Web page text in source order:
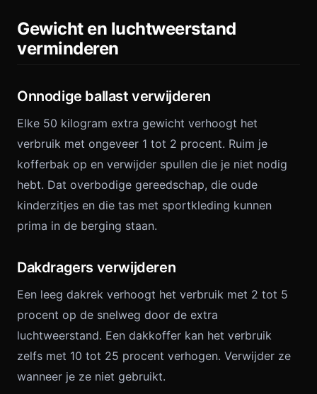
Gewicht en luchtweerstand
verminderen
Onnodige ballast verwijderen
Elke 50 kilogram extra gewicht verhoogt het
verbruik met ongeveer 1 tot 2 procent. Ruim je
kofferbak op en verwijder spullen die je niet nodig
hebt. Dat overbodige gereedschap, die oude
kinderzitjes en die tas met sportkleding kunnen
prima in de berging staan.
Dakdragers verwijderen
Een leeg dakrek verhoogt het verbruik met 2 tot 5
procent op de snelweg door de extra
luchtweerstand. Een dakkoffer kan het verbruik
zelfs met 10 tot 25 procent verhogen. Verwijder ze
wanneer je ze niet gebruikt.